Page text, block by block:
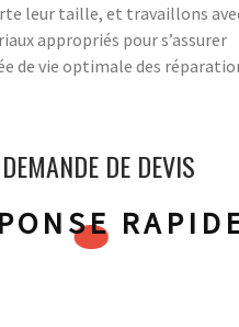
leur taille, et travaillons
appropriés pour s’assurer
de vie optimale des
DEMANDE DE DEVIS